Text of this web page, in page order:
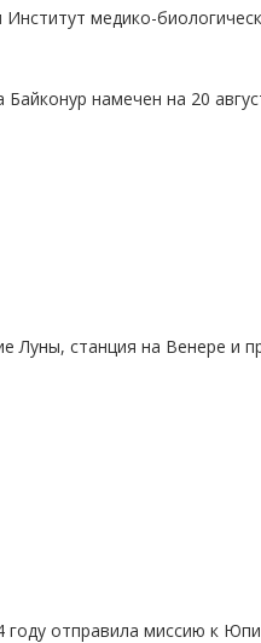
медико-
намечен на 20
Луны, станция на Венере и
году отправила миссию к